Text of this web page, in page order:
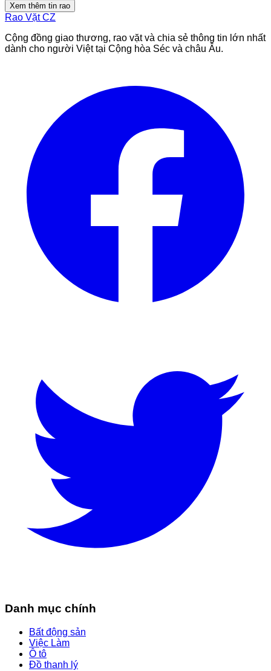
Xem thêm tin rao
Rao VặtCZ
Cộng đồng giao thương, rao vặt và chia sẻ thông tin lớn nhất
dành cho người Việt tại Cộng hòa Séc và châu Âu.
Danh mục chính
Bất động sản
Việc Làm
Ô tô
Đồ thanh lý